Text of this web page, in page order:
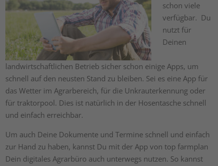
schon viele
verfügbar. Du
nutzt für
Deinen
landwirtschaftlichen Betrieb sicher schon einige Apps, um
schnell auf den neusten Stand zu bleiben. Sei es eine App für
das Wetter im Agrarbereich, für die Unkrauterkennung oder
für traktorpool. Dies ist natürlich in der Hosentasche schnell
und einfach erreichbar.
Um auch Deine Dokumente und Termine schnell und einfach
zur Hand zu haben, kannst Du mit der App von top farmplan
Dein digitales Agrarbüro auch unterwegs nutzen. So kannst